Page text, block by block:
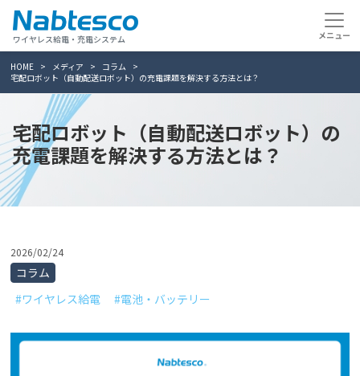
ワイヤレス給電・充電システム
HOME メディア
コラム
宅配ロボット（自動配送ロボット）の充電課題を解決する方法とは？
宅配ロボット（自動配送ロボット）の
充電課題を解決する方法とは？
2026/02/24
コラム
#ワイヤレス給電
#電池・バッテリー